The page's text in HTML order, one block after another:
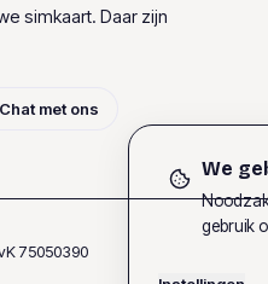
simkaart. Daar zijn
Chat met ons
75050390
We
gebruik